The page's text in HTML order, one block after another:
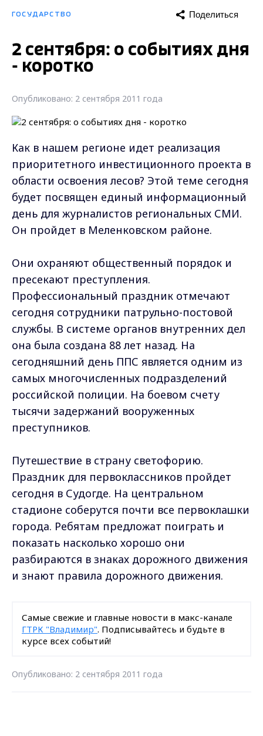
ГОСУДАРСТВО Поделиться
2 сентября: о событиях дня
- коротко
Опубликовано: 2 сентября 2011 года
Как в нашем регионе идет реализация
приоритетного инвестиционного проекта в
области освоения лесов? Этой теме сегодня
будет посвящен единый информационный
день для журналистов региональных СМИ.
Он пройдет в Меленковском районе.
Они охраняют общественный порядок и
пресекают преступления.
Профессиональный праздник отмечают
сегодня сотрудники патрульно-постовой
службы. В системе органов внутренних дел
она была создана 88 лет назад. На
сегодняшний день ППС является одним из
самых многочисленных подразделений
российской полиции. На боевом счету
тысячи задержаний вооруженных
преступников.
Путешествие в страну светофорию.
Праздник для первоклассников пройдет
сегодня в Судогде. На центральном
стадионе соберутся почти все первоклашки
города. Ребятам предложат поиграть и
показать насколько хорошо они
разбираются в знаках дорожного движения
и знают правила дорожного движения.
Самые свежие и главные новости в макс-канале
ГТРК "Владимир". Подписывайтесь и будьте в
курсе всех событий!
Опубликовано: 2 сентября 2011 года